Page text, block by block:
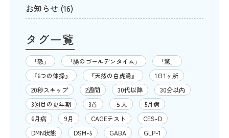
お知らせ (16)
タグ一覧
「恐」 「腸のゴールデンタイム」
「驚」
『6つの体操』
『天然の白虎湯』
1日1ヶ所
20秒スキップ
2週間 30代以降
30分以内
3回目の更年期
3首 ５人
5月病
6月病
9月 CAGEテスト
CES-D
DMN状態
DSM-5 GABA
GLP-1